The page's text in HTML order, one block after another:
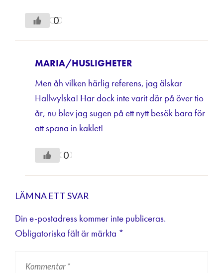
0
MARIA/HUSLIGHETER
Men åh vilken härlig referens, jag älskar
Hallwylska! Har dock inte varit där på över tio
år, nu blev jag sugen på ett nytt besök bara för
att spana in kaklet!
0
LÄMNA ETT SVAR
Din e-postadress kommer inte publiceras.
Obligatoriska fält är märkta *